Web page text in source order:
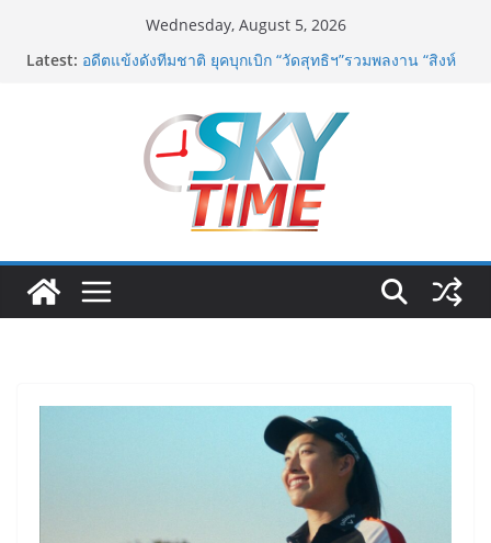
Wednesday, August 5, 2026
Latest: อดีตแข้งดังทีมชาติ ยุคบุกเบิก “วัดสุทธิฯ”รวมพลงาน “สิงห์
เครือข่ายลดบริโภคเค็ม ผลิตกิจกรรมสื่อสร้างสรรค์
บทเพลงรณรงค์เครือข่ายลดเค็ม ชื่อเพลง “ด้วยความห่วง
สมาคมตำรวจ จัดกิจกรรม CSR เพื่อสาธารณะประโยชน์
ในพื้นที่ป่าละอู โรงเรียนตำรวจตระเวนชายแดนนเรศวร
ป่าละอู
“ขจรศักดิ์” ที่ปรึกษา สนท. – ผู้บริหาร บจก.ฐาปนินทร์ ผู้
สร้างป้ายสมาคมยุคเริ่มแรก จัดบวงสรวงใหญ่พระสยามเท
วาธิราช ย้ำความผูกพันยาวนานกว่า 30 ปี